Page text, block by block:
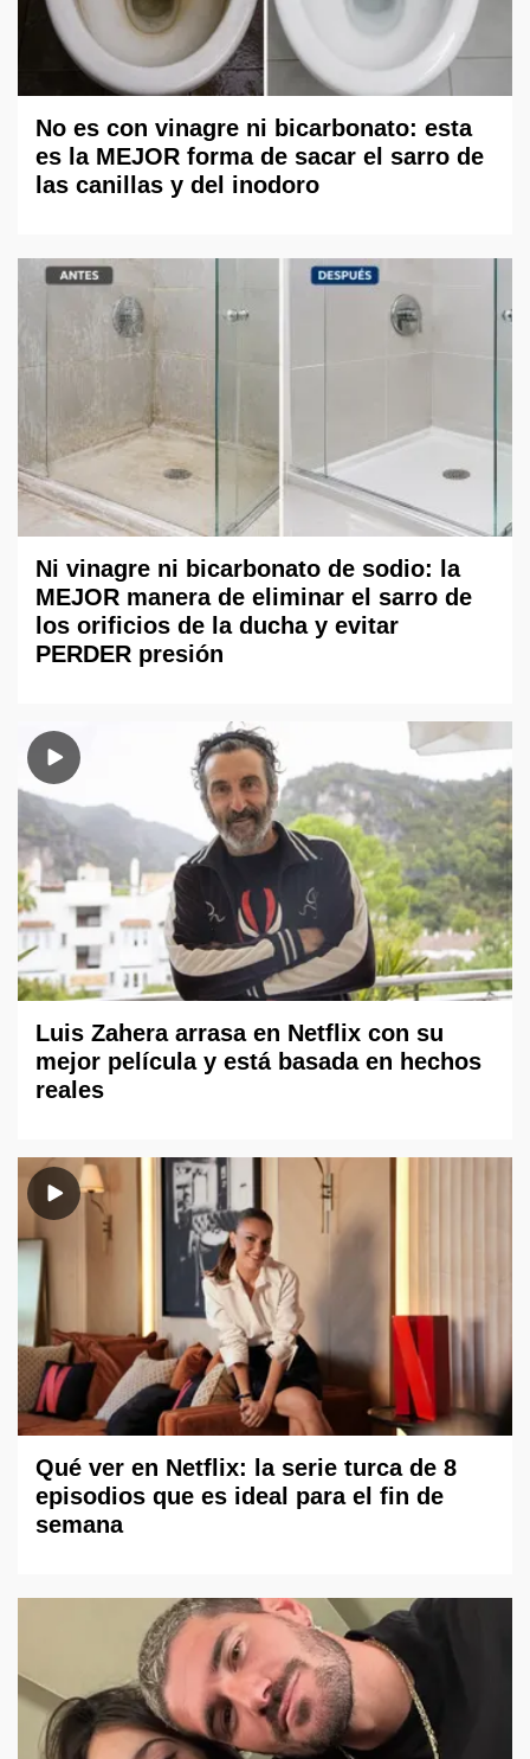
No es con vinagre ni bicarbonato: esta
es la MEJOR forma de sacar el sarro de
las canillas y del inodoro
Ni vinagre ni bicarbonato de sodio: la
MEJOR manera de eliminar el sarro de
los orificios de la ducha y evitar
PERDER presión
Luis Zahera arrasa en Netflix con su
mejor película y está basada en hechos
reales
Qué ver en Netflix: la serie turca de 8
episodios que es ideal para el fin de
semana